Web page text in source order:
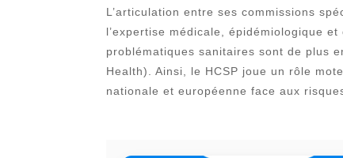
L’articulation entre ses commissions
l’expertise médicale, épidémiologique
problématiques sanitaires sont de plus
Health). Ainsi, le HCSP joue un rôle
nationale et européenne face aux